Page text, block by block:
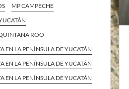
MP CAMPECHE
ROO
EN LA PENÍNSULA DE YUCATÁN
EN LA PENÍNSULA DE YUCATÁN
EN LA PENÍNSULA DE YUCATÁN